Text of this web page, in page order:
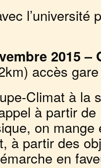
l’université
2015 –
accès
Climat à la
à partir
on mange
à partir des
en